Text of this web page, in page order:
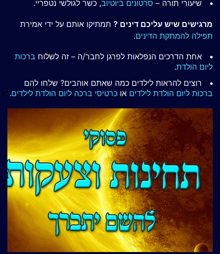
שיעורי תורה – סרטונים ביוטיוב, כשר לגולשי נטפריי.
מרגישים שיש עליכם דינים ? תמתיקו אותם על ידי אמירת
תפילה להמתקת הדינים.
אחת הדרכים הנפלאות לפרגן לחבר/ה – זה לשלוח ברכות
ליום הולדת.
רוצים להראות לילדים כמה שאתם אוהבים? שלחו להם
ברכות ליום הולדת לילדים או כרטיסי ברכה ליום הולדת לילדים.